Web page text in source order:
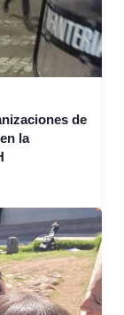
de
la